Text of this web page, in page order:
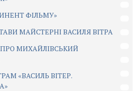
ФІЛЬМУ»
МАЙСТЕРНІ ВАСИЛЯ ВІТРА
МИХАЙЛІВСЬКИЙ
«ВАСИЛЬ ВІТЕР.